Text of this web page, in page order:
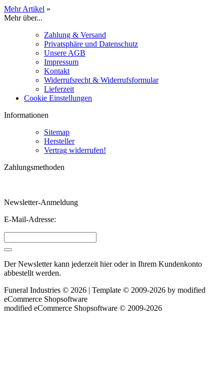
Mehr Artikel »
Mehr über...
Zahlung & Versand
Privatsphäre und Datenschutz
Unsere AGB
Impressum
Kontakt
Widerrufsrecht & Widerrufsformular
Lieferzeit
Cookie Einstellungen
Informationen
Sitemap
Hersteller
Vertrag widerrufen!
Zahlungsmethoden
Newsletter-Anmeldung
E-Mail-Adresse:
Der Newsletter kann jederzeit hier oder in Ihrem Kundenkonto
abbestellt werden.
Funeral Industries © 2026 | Template © 2009-2026 by modified
eCommerce Shopsoftware
modified eCommerce Shopsoftware © 2009-2026